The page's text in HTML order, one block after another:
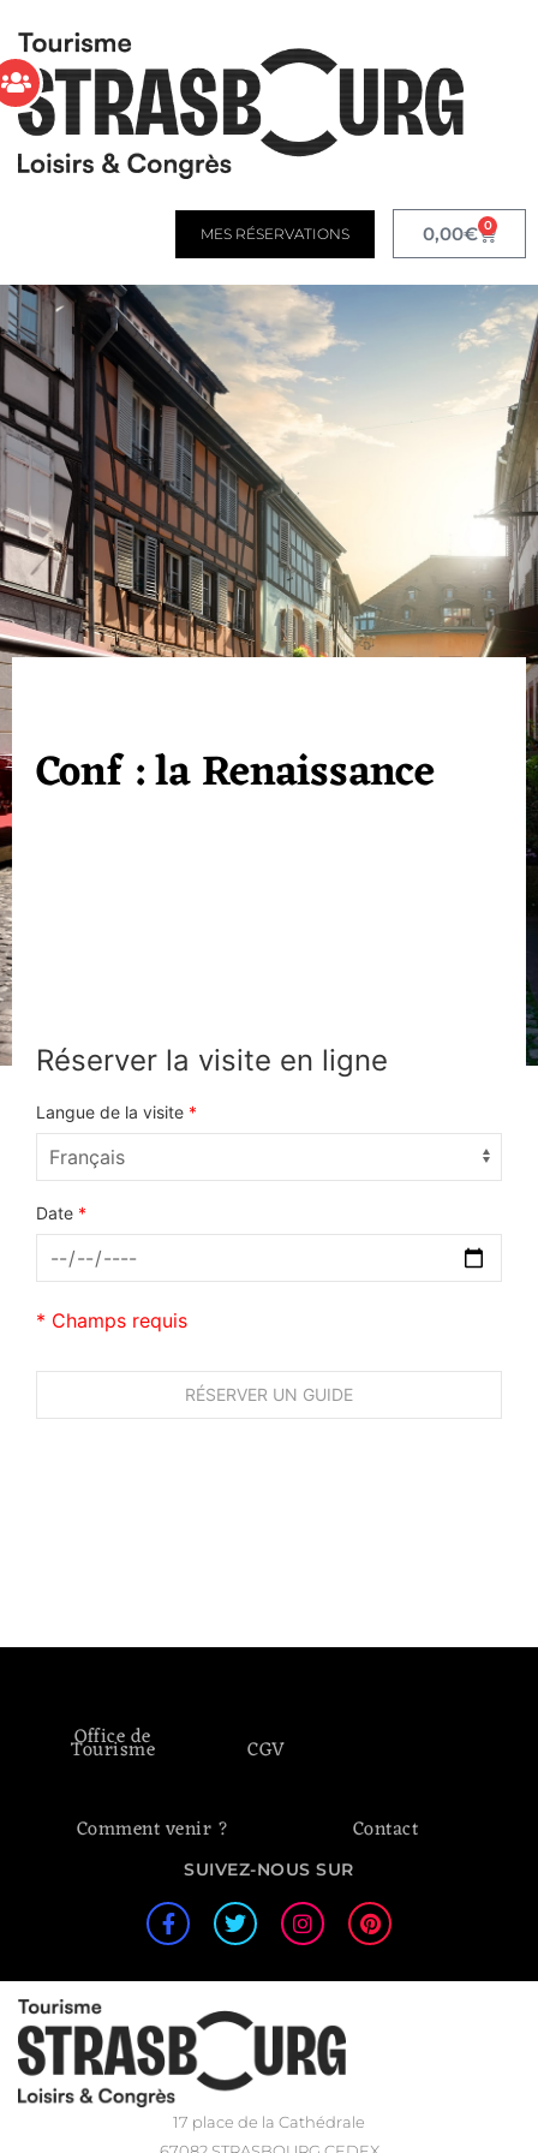
MES RÉSERVATIONS 0,00€ 0
Conf : la Renaissance
Réserver la visite en ligne
Langue de la visite *
Date *
* Champs requis
Office de
Tourisme CGV
Comment venir ? Contact
SUIVEZ-NOUS SUR
17 place de la Cathédrale